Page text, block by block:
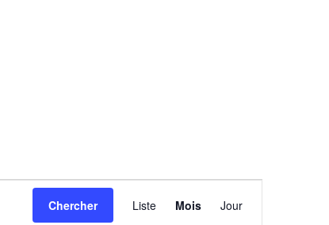
Chercher Liste Mois Jour